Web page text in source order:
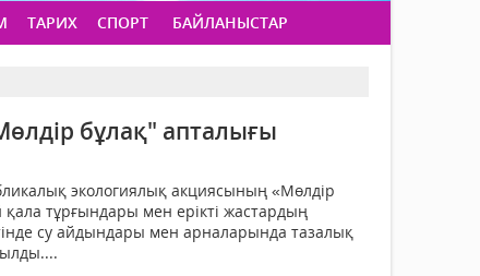
ТАРИХ СПОРТ БАЙЛАНЫСТАР
бұлақ" апталығы
экологиялық акциясының «Мөлдір
тұрғындары мен ерікті жастардың
су айдындары мен арналарында тазалық